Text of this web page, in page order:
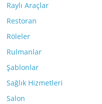
Raylı Araçlar
Restoran
Röleler
Rulmanlar
Şablonlar
Sağlık Hizmetleri
Salon